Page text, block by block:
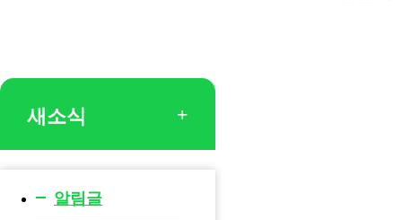
새소식
알림글